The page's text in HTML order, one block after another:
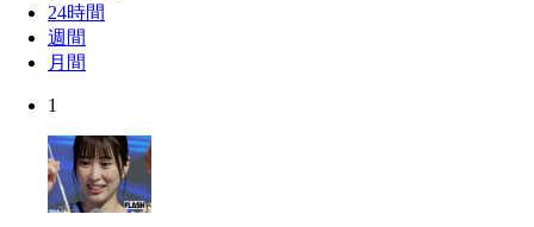
24時間
週間
月間
1